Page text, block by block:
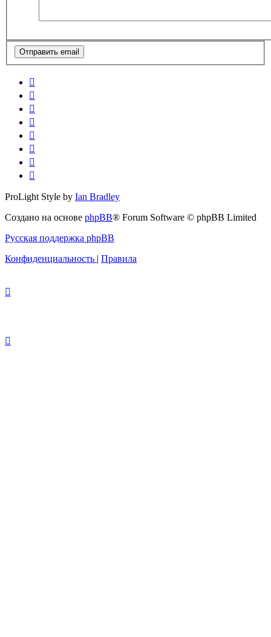
ProLight Style by Ian Bradley
Создано на основе phpBB® Forum Software © phpBB Limited
Русская поддержка phpBB
Конфиденциальность | Правила